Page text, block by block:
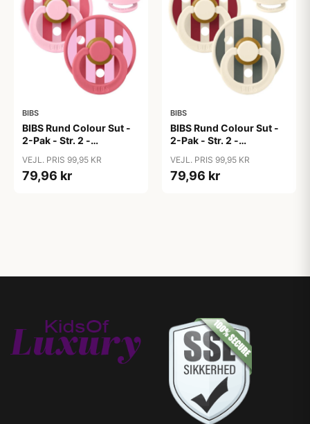
BIBS
BIBS Rund Colour Sut -
2-Pak - Str. 2 -
Studio - Baby Pink/Coral
Mix
VEJL. PRIS 99,95 KR
79,96 kr
BIBS
BIBS Rund Colour Sut -
2-Pak - Str. 2 -
Studio - Ruby/Pine Mix
VEJL. PRIS 99,95 KR
79,96 kr